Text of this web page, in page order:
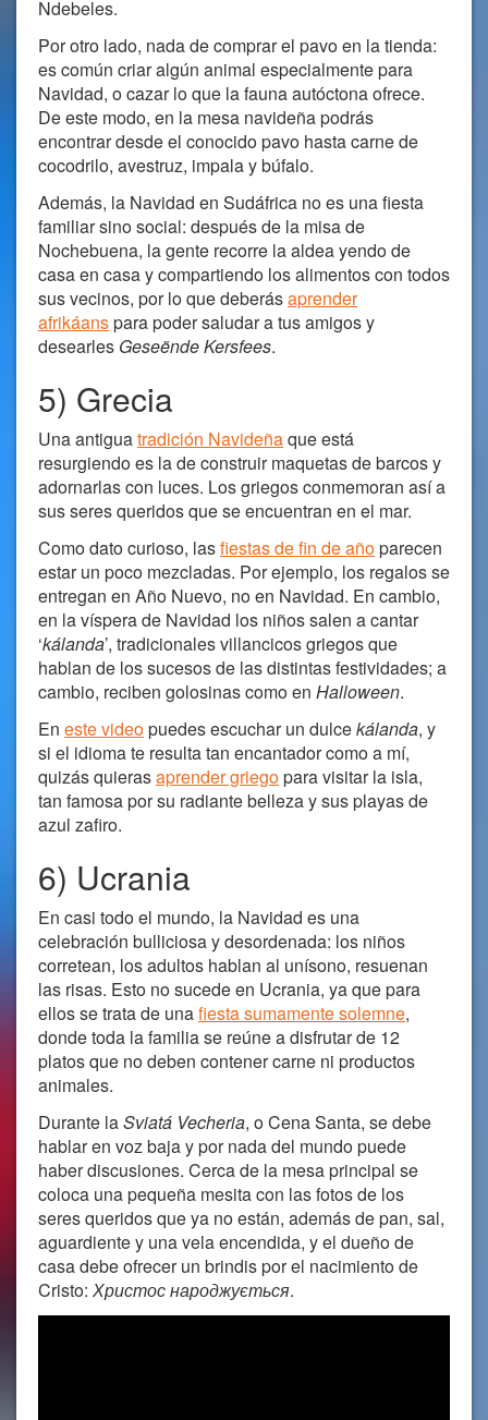
Ndebeles.
Por otro lado, nada de comprar el pavo en la tienda:
es común criar algún animal especialmente para
Navidad, o cazar lo que la fauna autóctona ofrece.
De este modo, en la mesa navideña podrás
encontrar desde el conocido pavo hasta carne de
cocodrilo, avestruz, impala y búfalo.
Además, la Navidad en Sudáfrica no es una fiesta
familiar sino social: después de la misa de
Nochebuena, la gente recorre la aldea yendo de
casa en casa y compartiendo los alimentos con todos
sus vecinos, por lo que deberásaprender
afrikáanspara poder saludar a tus amigos y
desearles Geseënde Kersfees.
5) Grecia
Una antiguatradición Navideñaque está
resurgiendo es la de construir maquetas de barcos y
adornarlas con luces. Los griegos conmemoran así a
sus seres queridos que se encuentran en el mar.
Como dato curioso, lasfiestas de fin de añoparecen
estar un poco mezcladas. Por ejemplo, los regalos se
entregan en Año Nuevo, no en Navidad. En cambio,
en la víspera de Navidad los niños salen a cantar
‘kálanda’, tradicionales villancicos griegos que
hablan de los sucesos de las distintas festividades; a
cambio, reciben golosinas como en Halloween.
En este videopuedes escuchar un dulcekálanda, y
si el idioma te resulta tan encantador como a mí,
quizás quierasaprender griegopara visitar la isla,
tan famosa por su radiante belleza y sus playas de
azul zafiro.
6) Ucrania
En casi todo el mundo, la Navidad es una
celebración bulliciosa y desordenada: los niños
corretean, los adultos hablan al unísono, resuenan
las risas. Esto no sucede en Ucrania, ya que para
ellos se trata de unafiesta sumamente solemne,
donde toda la familia se reúne a disfrutar de 12
platos que no deben contener carne ni productos
animales.
Durante laSviatá Vecheria, o Cena Santa, se debe
hablar en voz baja y por nada del mundo puede
haber discusiones. Cerca de la mesa principal se
coloca una pequeña mesita con las fotos de los
seres queridos que ya no están, además de pan, sal,
aguardiente y una vela encendida, y el dueño de
casa debe ofrecer un brindis por el nacimiento de
Cristo: Христос народжується.